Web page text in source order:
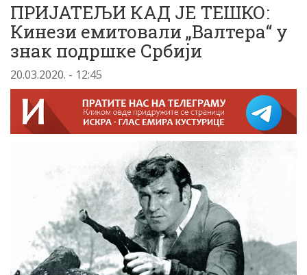
ПРИЈАТЕЉИ КАД ЈЕ ТЕШКО:
Кинези емитовали „Валтера“ у
знак подршке Србији
20.03.2020. - 12:45